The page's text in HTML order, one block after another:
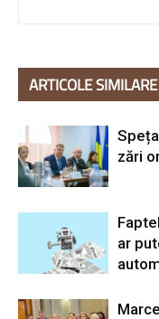
ARTICOLE SIMILARE
zări
ar